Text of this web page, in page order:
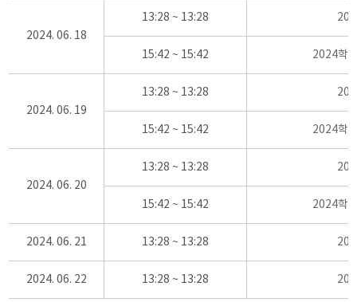
2024. 06. 18
13:28 ~ 13:28
15:42 ~ 15:42 2024학
2024. 06. 19
13:28 ~ 13:28
15:42 ~ 15:42 2024학
2024. 06. 20
13:28 ~ 13:28
15:42 ~ 15:42 2024학
2024. 06. 21 13:28 ~ 13:28
2024. 06. 22 13:28 ~ 13:28